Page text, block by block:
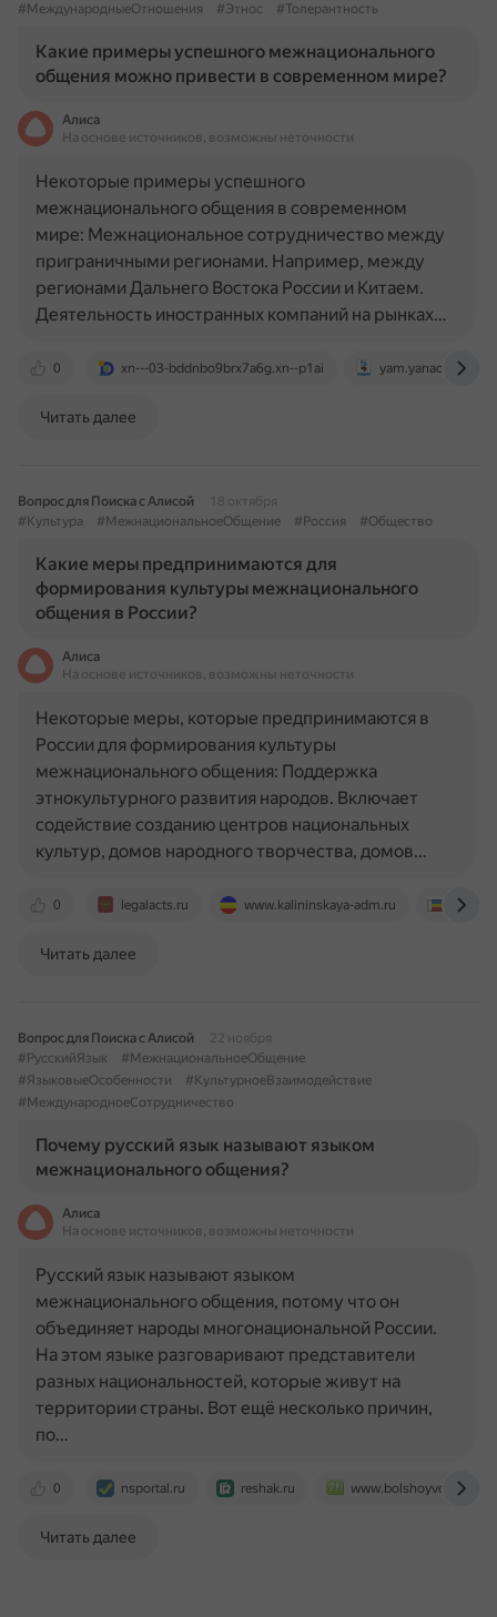
#МеждународныеОтношения
#Этнос #Толерантность
Какие примеры успешного межнационального
общения можно привести в современном мире?
Алиса
На основе источников, возможны неточности
0 xn---03-bddnbo9brx7a6g.xn--p1ai yam.yanao.ru
Некоторые примеры успешного
межнационального общения в современном
мире: Межнациональное сотрудничество между
приграничными регионами. Например, между
регионами Дальнего Востока России и Китаем.
Деятельность иностранных компаний на рынках…
Читать далее
Вопрос для Поиска с Алисой
18 октября
#Культура
#МежнациональноеОбщение #Россия #Общество
Какие меры предпринимаются для
формирования культуры межнационального
общения в России?
Алиса
На основе источников, возможны неточности
0 legalacts.ru www.kalininskaya-adm.ru
Некоторые меры, которые предпринимаются в
России для формирования культуры
межнационального общения: Поддержка
этнокультурного развития народов. Включает
содействие созданию центров национальных
культур, домов народного творчества, домов…
Читать далее
Вопрос для Поиска с Алисой
22 ноября
#РусскийЯзык
#МежнациональноеОбщение
#ЯзыковыеОсобенности
#КультурноеВзаимодействие
#МеждународноеСотрудничество
Почему русский язык называют языком
межнационального общения?
Алиса
На основе источников, возможны неточности
0 nsportal.ru reshak.ru www.bolshoyvopros.ru
Русский язык называют языком
межнационального общения, потому что он
объединяет народы многонациональной России.
На этом языке разговаривают представители
разных национальностей, которые живут на
территории страны. Вот ещё несколько причин,
по…
Читать далее